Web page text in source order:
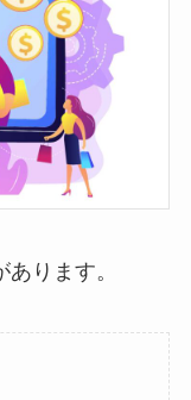
ります。